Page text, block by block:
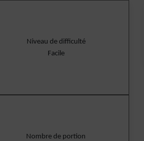
Niveau de difficulté
Facile
Nombre de portion